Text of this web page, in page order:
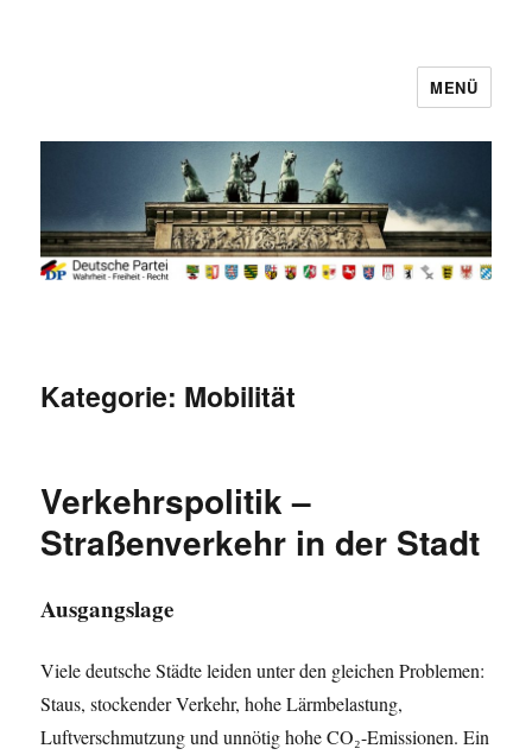
MENÜ
Kategorie: Mobilität
Verkehrspolitik –
Straßenverkehr in der Stadt
Ausgangslage
Viele deutsche Städte leiden unter den gleichen Problemen:
Staus, stockender Verkehr, hohe Lärmbelastung,
Luftverschmutzung und unnötig hohe CO₂-Emissionen. Ein